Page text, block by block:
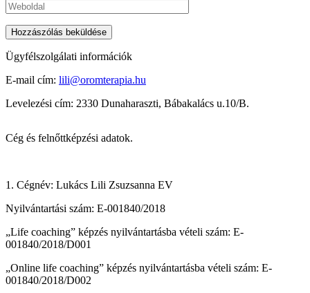
Ügyfélszolgálati információk
E-mail cím: lili@oromterapia.hu
Levelezési cím: 2330 Dunaharaszti, Bábakalács u.10/B.
Cég és felnőttképzési adatok.
1. Cégnév: Lukács Lili Zsuzsanna EV
Nyilvántartási szám: E-001840/2018
„Life coaching” képzés nyilvántartásba vételi szám: E-
001840/2018/D001
„Online life coaching” képzés nyilvántartásba vételi szám: E-
001840/2018/D002